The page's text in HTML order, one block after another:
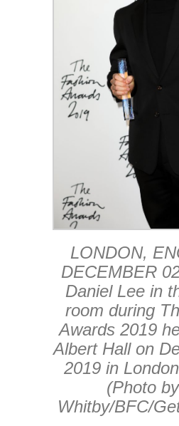
LONDON,
DECEMBER
Daniel Lee in
room during
Awards 2019
Albert Hall on
2019 in
(Photo
Whitby/BFC/